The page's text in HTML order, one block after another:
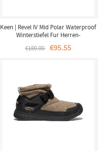
Keen | Revel IV Mid Polar Waterproof
Winterstiefel Fur Herren-
€180.00 €95.55